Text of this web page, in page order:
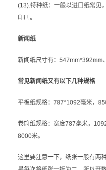
(13).特种纸：一般以进口纸常见
印刷。
新闻纸
新闻纸尺寸有：547mm*392mm
常见新闻纸又有以下几种规格
平板纸规格：787*1092毫米，
卷筒纸规格：宽度787毫米，
8000米。
这里要注意一下，纸张一般有